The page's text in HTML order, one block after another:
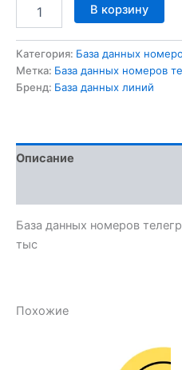
В корзину
Категория: База данных
Метка: База данных номеров
Бренд: База данных линий
Описание
База данных номеров
тыс
Похожие